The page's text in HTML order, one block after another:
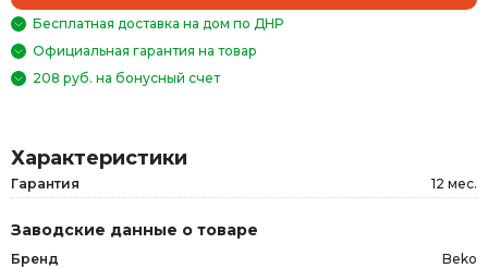
Бесплатная доставка на дом по ДНР
Официальная гарантия на товар
208 руб. на бонусный счет
Характеристики
Гарантия 12 мес.
Заводские данные о товаре
Бренд
Beko